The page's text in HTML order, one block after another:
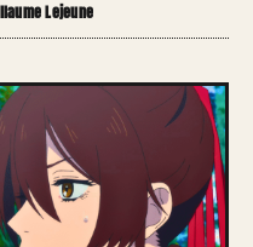
Lejeune